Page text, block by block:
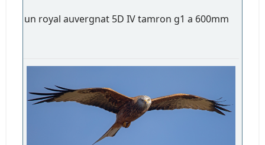
un royal auvergnat 5D IV tamron g1 a 600mm